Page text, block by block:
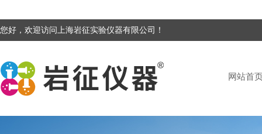
您好，欢迎访问上海岩征实验仪器有限公司！
网站首